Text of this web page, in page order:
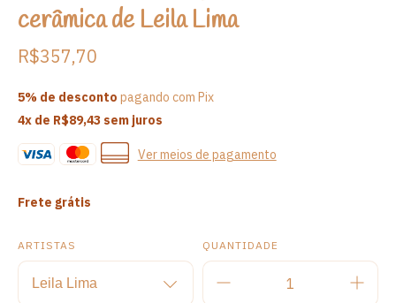
cerâmica de Leila Lima
R$357,70
5% de desconto pagando com Pix
4x de R$89,43 sem juros
Ver meios de pagamento
Frete grátis
ARTISTAS QUANTIDADE